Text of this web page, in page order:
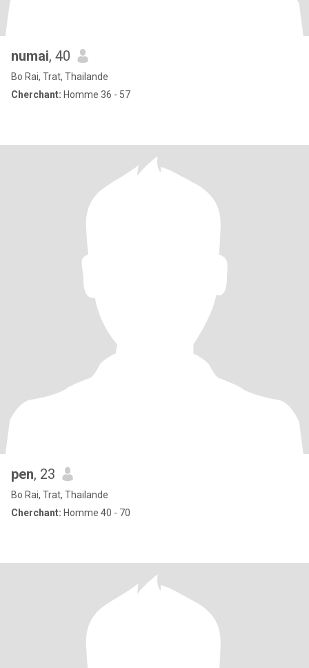
numai, 40
Bo Rai, Trat, Thailande
Cherchant: Homme 36 - 57
pen, 23
Bo Rai, Trat, Thailande
Cherchant: Homme 40 - 70